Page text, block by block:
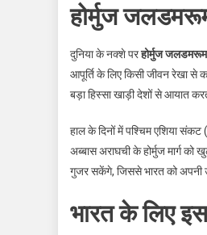
होर्मुज
दुनिया के नक्शे परहोर्मुज
आपूर्ति के लिए किसी जीवन रेखा
बड़ा हिस्सा खाड़ी देशों से आयात
हाल के दिनों में पश्चिम एशिया संकट
अब्बास अराघची के होर्मुज मार्ग
गुजर सकेंगे, जिससे भारत को अपनी
भारत के लिए